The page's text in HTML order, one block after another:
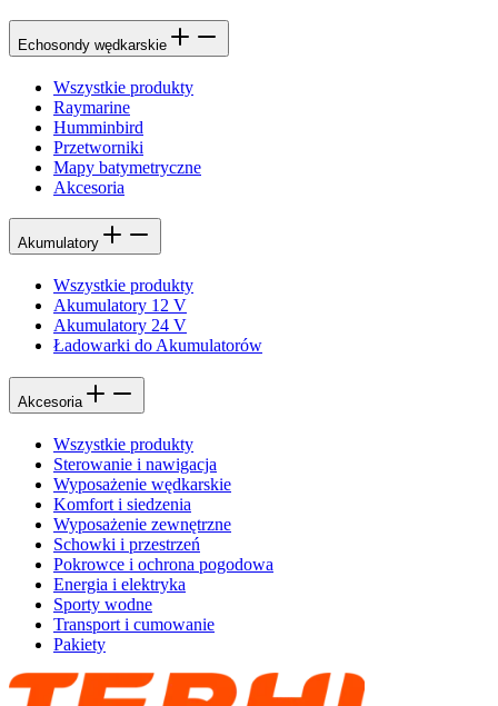
Echosondy wędkarskie
Wszystkie produkty
Raymarine
Humminbird
Przetworniki
Mapy batymetryczne
Akcesoria
Akumulatory
Wszystkie produkty
Akumulatory 12 V
Akumulatory 24 V
Ładowarki do Akumulatorów
Akcesoria
Wszystkie produkty
Sterowanie i nawigacja
Wyposażenie wędkarskie
Komfort i siedzenia
Wyposażenie zewnętrzne
Schowki i przestrzeń
Pokrowce i ochrona pogodowa
Energia i elektryka
Sporty wodne
Transport i cumowanie
Pakiety